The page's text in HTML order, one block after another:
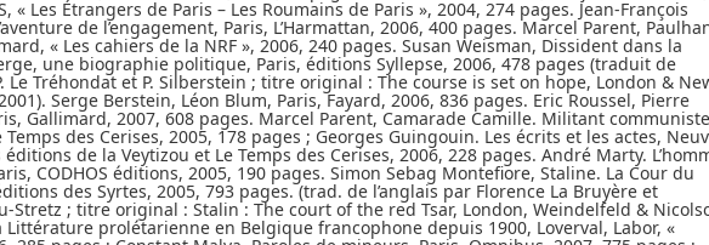
« Les Étrangers de Paris – Les Roumains de Paris », 2004, 274 pages. Jean-François
de l’engagement, Paris, L’Harmattan, 2006, 400 pages. Marcel Parent,
« Les cahiers de la NRF », 2006, 240 pages. Susan Weisman, Dissident dans la
une biographie politique, Paris, éditions Syllepse, 2006, 478 pages (traduit de
Le Tréhondat et P. Silberstein ; titre original : The course is set on hope, London &
Serge Berstein, Léon Blum, Paris, Fayard, 2006, 836 pages. Eric Roussel, Pierre
Gallimard, 2007, 608 pages. Marcel Parent, Camarade Camille. Militant communiste
des Cerises, 2005, 178 pages ; Georges Guingouin. Les écrits et les actes,
de la Veytizou et Le Temps des Cerises, 2006, 228 pages. André Marty.
CODHOS éditions, 2005, 190 pages. Simon Sebag Montefiore, Staline. La Cour du
des Syrtes, 2005, 793 pages. (trad. de l’anglais par Florence La Bruyère et
Stretz ; titre original : Stalin : The court of the red Tsar, London, Weindelfeld &
Littérature prolétarienne en Belgique francophone depuis 1900, Loverval, Labor, «